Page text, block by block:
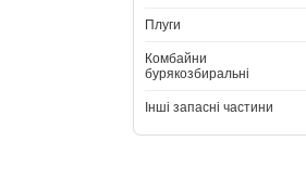
Плуги
Комбайни
бурякозбиральні
Інші запасні частини